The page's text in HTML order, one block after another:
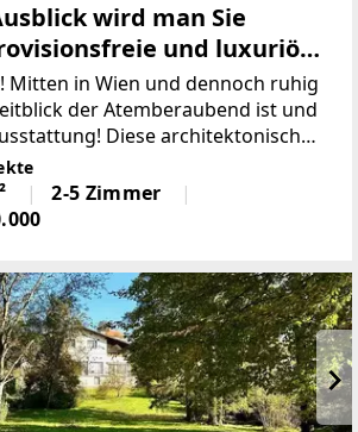
wird man Sie
und luxuriöse
in Grünruhelage
Mitten in Wien und dennoch ruhig
der Atemberaubend ist und
Diese architektonisch
Wohnhausanlage befindet sich
Team Andre`Heller designtem
2-5 Zimmer